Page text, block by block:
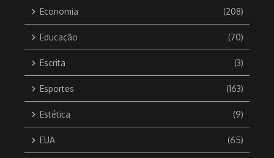
Economia (208)
Educação (70)
Escrita (3)
Esportes (163)
Estética (9)
EUA (65)